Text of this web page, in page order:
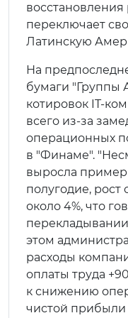
переключает
Латинскую
На
бумаги "Группы
котировок IT-
всего из-за
операционных
в "Финаме".
выросла
полугодие, рост
около 4%, что
этом
расходы
оплаты труда
к снижению
чистой прибыли